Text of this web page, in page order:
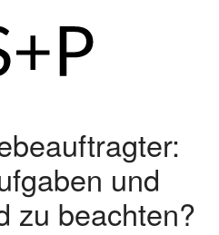
und
zu beachten?